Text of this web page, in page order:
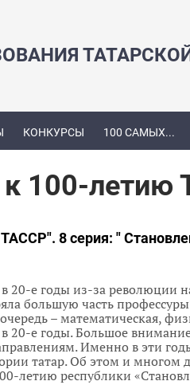
КОНКУРСЫ 100 САМЫХ...
100-летию
8 серия: "
в 20-е годы из-за революции
большую часть
– математическая,
20-е годы. Большое
Именно в эти
татар. Об этом и многом
летию республики